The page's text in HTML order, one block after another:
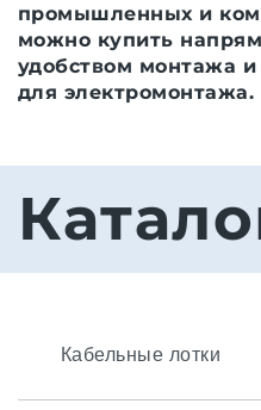
промышленных и
можно купить
удобством монтажа
для электромонтажа.
Кабельные лотки